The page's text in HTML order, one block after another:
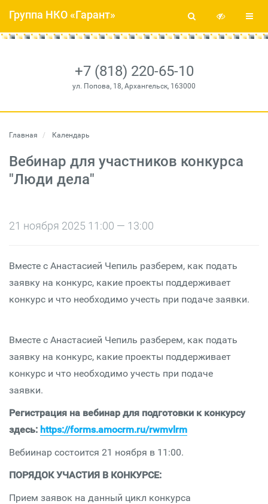
+7 (818) 220-65-10
ул. Попова, 18, Архангельск, 163000
Группа НКО «Гарант»
Главная Календарь
Вебинар для участников конкурса
"Люди дела"
21 ноября 2025 11:00 — 13:00
Вместе с Анастасией Чепиль разберем, как подать
заявку на конкурс, какие проекты поддерживает
конкурс и что необходимо учесть при подаче заявки.
Вместе с Анастасией Чепиль разберем, как подать
заявку на конкурс, какие проекты поддерживает
конкурс и что необходимо учесть при подаче
заявки.
Регистрация на вебинар для подготовки к конкурсу
здесь: https://forms.amocrm.ru/rwmvlrm
Вебиинар состоится 21 ноября в 11:00.
ПОРЯДОК УЧАСТИЯ В КОНКУРСЕ:
Прием заявок на данный цикл конкурса